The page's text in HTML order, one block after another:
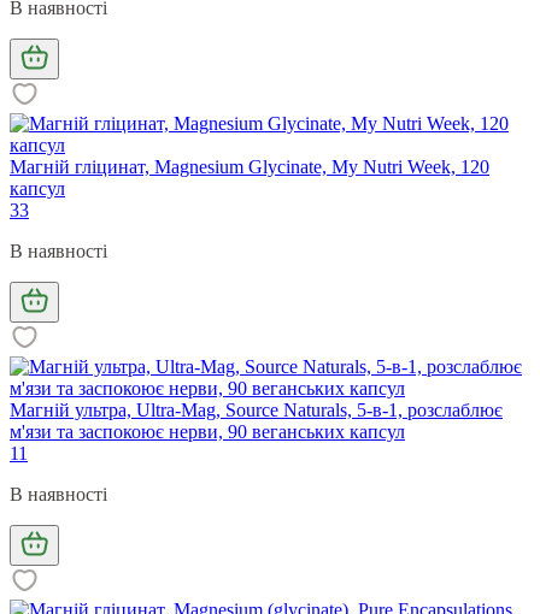
В наявності
Магній гліцинат, Magnesium Glycinate, My Nutrі Week, 120
капсул
33
В наявності
Магній ультра, Ultra-Mag, Source Naturals, 5-в-1, розслаблює
м'язи та заспокоює нерви, 90 веганських капсул
11
В наявності